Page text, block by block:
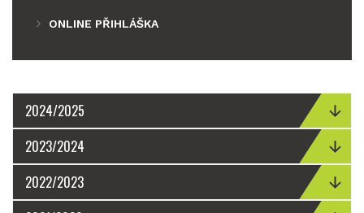
ONLINE PŘIHLÁŠKA
2024/2025
2023/2024
2022/2023